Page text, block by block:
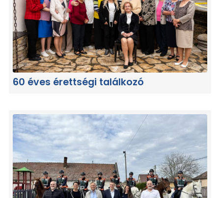
60 éves érettségi találkozó